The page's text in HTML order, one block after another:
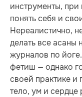
инструменты,
понять себя и
Нереалистично,
делать все асаны
журналов по
фетиш — однако
своей практике и
тело, ум и сердце